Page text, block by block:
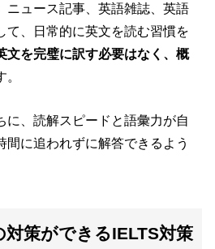
ニュース記事、英語雑誌、英語
て、日常的に英文を読む習慣を
文を完璧に訳す必要はなく、概
。
に、読解スピードと語彙力が自
間に追われずに解答できるよう
策ができるIELTS対策